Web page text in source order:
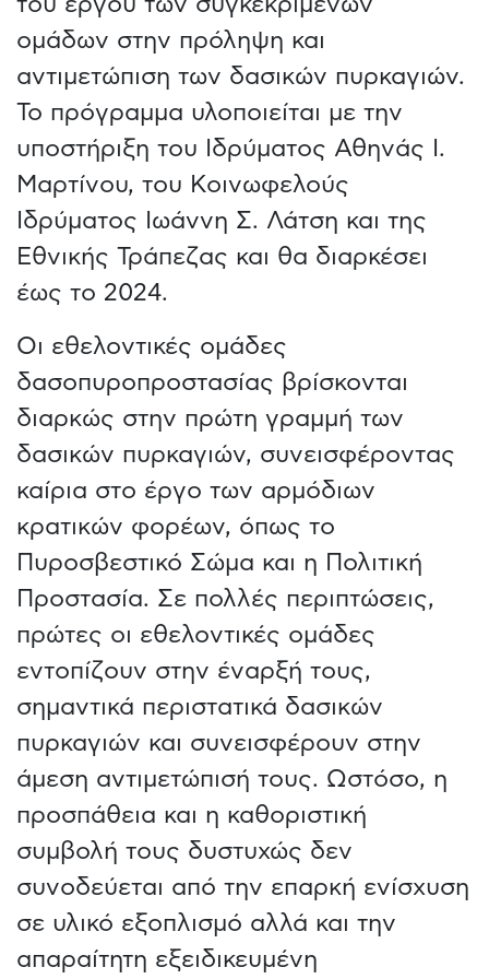
ομάδων στην πρόληψη και
αντιμετώπιση των δασικών πυρκαγιών.
Το πρόγραμμα υλοποιείται με την
υποστήριξη του Ιδρύματος Αθηνάς Ι.
Μαρτίνου, του Κοινωφελούς
Ιδρύματος Ιωάννη Σ. Λάτση και της
Εθνικής Τράπεζας και θα διαρκέσει
έως το 2024.
Οι εθελοντικές ομάδες
δασοπυροπροστασίας βρίσκονται
διαρκώς στην πρώτη γραμμή των
δασικών πυρκαγιών, συνεισφέροντας
καίρια στο έργο των αρμόδιων
κρατικών φορέων, όπως το
Πυροσβεστικό Σώμα και η Πολιτική
Προστασία. Σε πολλές περιπτώσεις,
πρώτες οι εθελοντικές ομάδες
εντοπίζουν στην έναρξή τους,
σημαντικά περιστατικά δασικών
πυρκαγιών και συνεισφέρουν στην
άμεση αντιμετώπισή τους. Ωστόσο, η
προσπάθεια και η καθοριστική
συμβολή τους δυστυχώς δεν
συνοδεύεται από την επαρκή ενίσχυση
σε υλικό εξοπλισμό αλλά και την
απαραίτητη εξειδικευμένη